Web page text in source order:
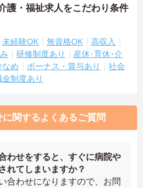
護・福祉求人をこだわり条件
未経験OK 無資格OK
高収入
研修制度あり
産休･育休･介
なめ ボーナス・賞与あり
社会
金制度あり
関するよくあるご質問
わせをすると、すぐに病院や
れてしまいますか？
合わせになりますので、お問